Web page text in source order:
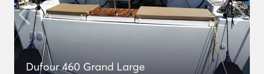
Dufour 460 Grand Large